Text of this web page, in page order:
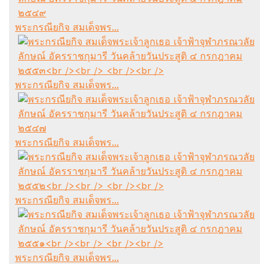
พระกรณียกิจ สมเด็จพร...
พระกรณียกิจ สมเด็จพร...
พระกรณียกิจ สมเด็จพร...
พระกรณียกิจ สมเด็จพร...
พระกรณียกิจ สมเด็จพร...